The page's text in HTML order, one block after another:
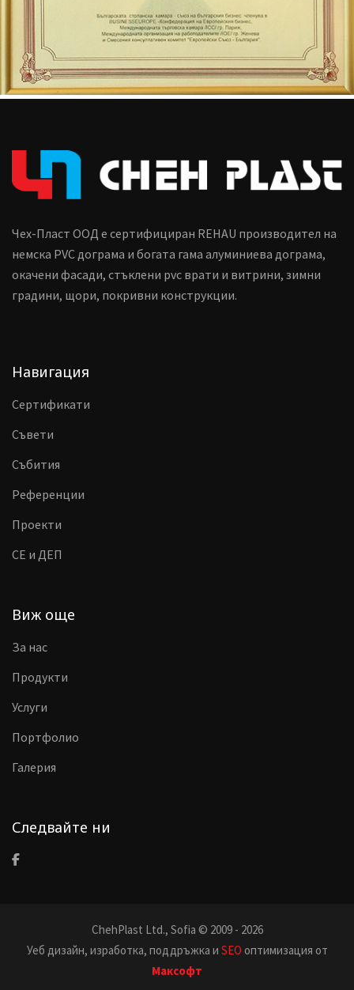
Чех-Пласт ООД е сертифициран REHAU производител на
немска PVC дограма и богата гама алуминиева дограма,
окачени фасади, стъклени pvc врати и витрини, зимни
градини, щори, покривни конструкции.
Навигация
Сертификати
Съвети
Събития
Референции
Проекти
CE и ДЕП
Виж още
За нас
Продукти
Услуги
Портфолио
Галерия
Следвайте ни
ChehPlast Ltd., Sofia © 2009 - 2026
Уеб дизайн, изработка, поддръжка и SEO оптимизация от
Максофт